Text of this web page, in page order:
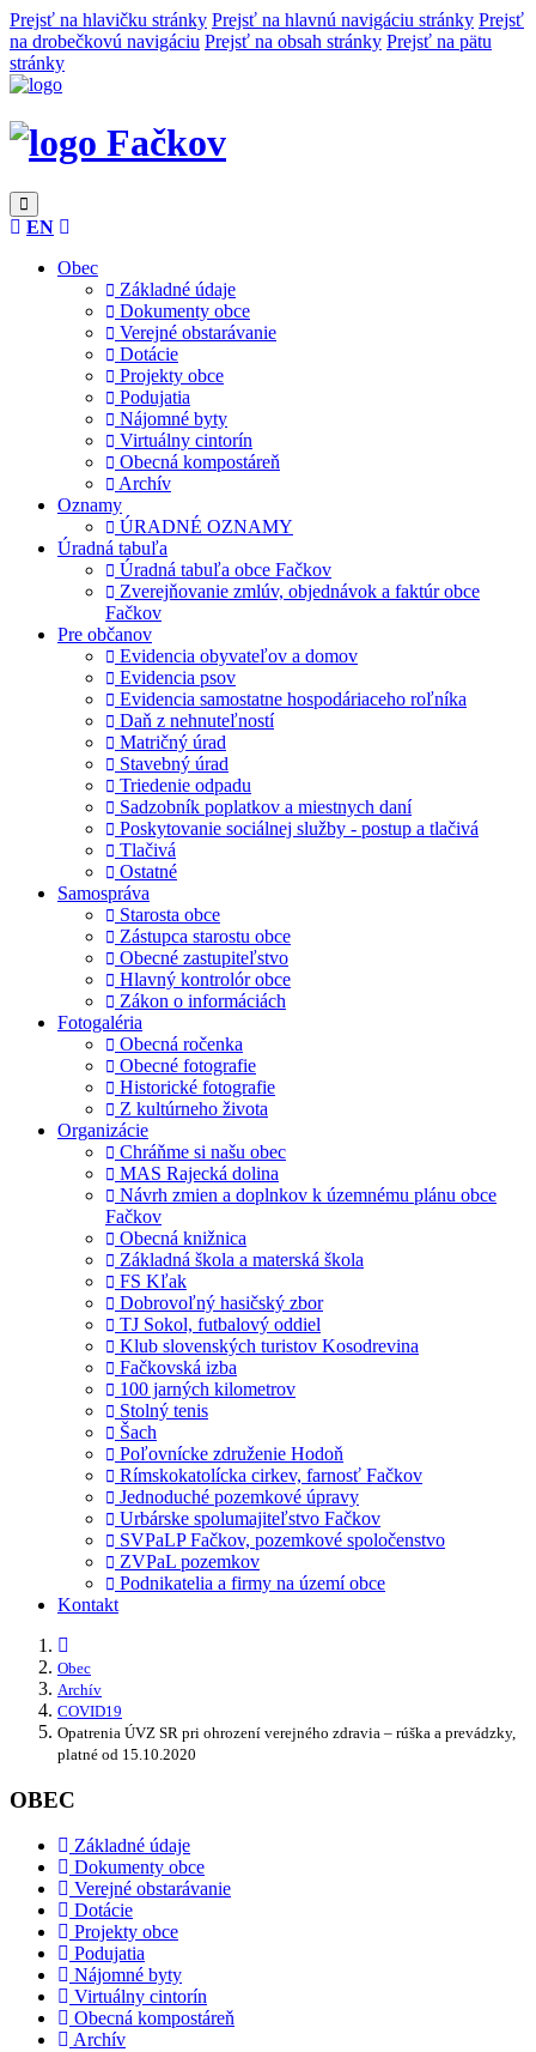
Prejsť na hlavičku stránky Prejsť na hlavnú navigáciu stránky Prejsť
na drobečkovú navigáciu Prejsť na obsah stránky Prejsť na pätu
stránky
Fačkov
EN
Obec
Základné údaje
Dokumenty obce
Verejné obstarávanie
Dotácie
Projekty obce
Podujatia
Nájomné byty
Virtuálny cintorín
Obecná kompostáreň
Archív
Oznamy
ÚRADNÉ OZNAMY
Úradná tabuľa
Úradná tabuľa obce Fačkov
Zverejňovanie zmlúv, objednávok a faktúr obce
Fačkov
Pre občanov
Evidencia obyvateľov a domov
Evidencia psov
Evidencia samostatne hospodáriaceho roľníka
Daň z nehnuteľností
Matričný úrad
Stavebný úrad
Triedenie odpadu
Sadzobník poplatkov a miestnych daní
Poskytovanie sociálnej služby - postup a tlačivá
Tlačivá
Ostatné
Samospráva
Starosta obce
Zástupca starostu obce
Obecné zastupiteľstvo
Hlavný kontrolór obce
Zákon o informáciách
Fotogaléria
Obecná ročenka
Obecné fotografie
Historické fotografie
Z kultúrneho života
Organizácie
Chráňme si našu obec
MAS Rajecká dolina
Návrh zmien a doplnkov k územnému plánu obce
Fačkov
Obecná knižnica
Základná škola a materská škola
FS Kľak
Dobrovoľný hasičský zbor
TJ Sokol, futbalový oddiel
Klub slovenských turistov Kosodrevina
Fačkovská izba
100 jarných kilometrov
Stolný tenis
Šach
Poľovnícke združenie Hodoň
Rímskokatolícka cirkev, farnosť Fačkov
Jednoduché pozemkové úpravy
Urbárske spolumajiteľstvo Fačkov
SVPaLP Fačkov, pozemkové spoločenstvo
ZVPaL pozemkov
Podnikatelia a firmy na území obce
Kontakt
Obec
Archív
COVID19
Opatrenia ÚVZ SR pri ohrození verejného zdravia – rúška a prevádzky,
platné od 15.10.2020
OBEC
Základné údaje
Dokumenty obce
Verejné obstarávanie
Dotácie
Projekty obce
Podujatia
Nájomné byty
Virtuálny cintorín
Obecná kompostáreň
Archív